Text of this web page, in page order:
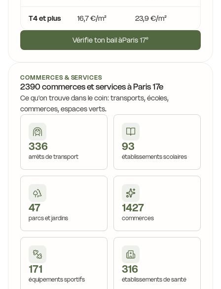
T4 et plus 16,7 €/m² 23,9 €/m²
Vérifie ton bail àParis 17e
COMMERCES & SERVICES
2390 commerces et services à Paris 17e
Ce qu'on trouve dans le coin: transports, écoles,
commerces, espaces verts.
336
arrêts de transport
93
établissements scolaires
47
parcs et jardins
1427
commerces
171
équipements sportifs
316
établissements de santé